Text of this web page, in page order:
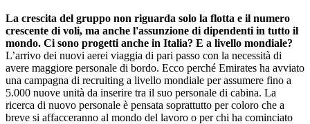
La crescita del gruppo non riguarda solo la flotta e il numero
crescente di voli, ma anche l'assunzione di dipendenti in tutto il
mondo. Ci sono progetti anche in Italia? E a livello mondiale?
L’arrivo dei nuovi aerei viaggia di pari passo con la necessità di
avere maggiore personale di bordo. Ecco perché Emirates ha avviato
una campagna di recruiting a livello mondiale per assumere fino a
5.000 nuove unità da inserire tra il suo personale di cabina. La
ricerca di nuovo personale è pensata soprattutto per coloro che a
breve si affacceranno al mondo del lavoro o per chi ha cominciato